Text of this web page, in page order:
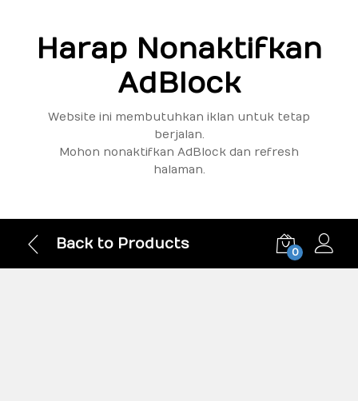
Harap Nonaktifkan
AdBlock
Website ini membutuhkan iklan untuk tetap
berjalan.
Mohon nonaktifkan AdBlock dan refresh
halaman.
Back to Products
0